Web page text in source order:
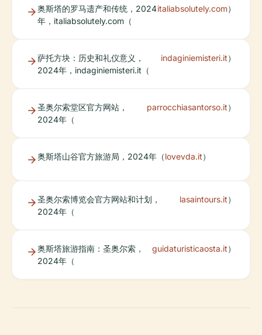
奥斯塔的罗马遗产和传统，2024
年，italiabsolutely.com（
italiabsolutely.com）
萨托方块：历史和礼仪意义，
2024年，indaginiemisteri.it（
indaginiemisteri.it）
圣奥尔索堂区官方网站，
2024年（
parrocchiasantorso.it）
奥斯塔山谷官方旅游局，2024年（lovevda.it）
圣奥尔索博览会官方网站和计划，
2024年（
lasaintours.it）
奥斯塔旅游指南：圣奥尔索，
2024年（
guidaturisticaosta.it）